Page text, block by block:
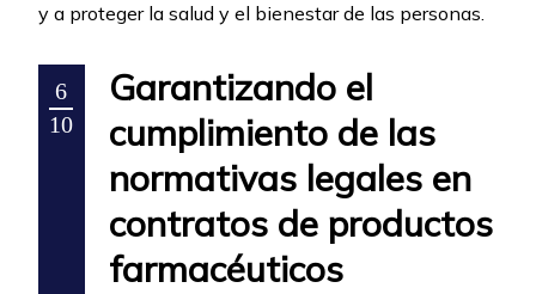
y a proteger la salud y el bienestar de las personas.
6
10
Garantizando el
cumplimiento de las
normativas legales en
contratos de productos
farmacéuticos